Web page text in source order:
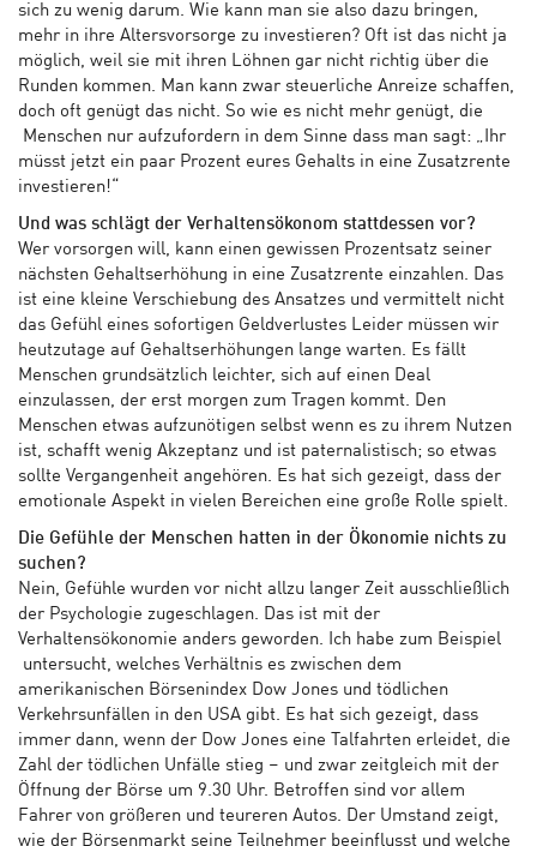
sich zu wenig darum. Wie kann man sie also dazu bringen,
mehr in ihre Altersvorsorge zu investieren? Oft ist das nicht ja
möglich, weil sie mit ihren Löhnen gar nicht richtig über die
Runden kommen. Man kann zwar steuerliche Anreize schaffen,
doch oft genügt das nicht. So wie es nicht mehr genügt, die
Menschen nur aufzufordern in dem Sinne dass man sagt: „Ihr
müsst jetzt ein paar Prozent eures Gehalts in eine Zusatzrente
investieren!“
Und was schlägt der Verhaltensökonom stattdessen vor?
Wer vorsorgen will, kann einen gewissen Prozentsatz seiner
nächsten Gehaltserhöhung in eine Zusatzrente einzahlen. Das
ist eine kleine Verschiebung des Ansatzes und vermittelt nicht
das Gefühl eines sofortigen Geldverlustes Leider müssen wir
heutzutage auf Gehaltserhöhungen lange warten. Es fällt
Menschen grundsätzlich leichter, sich auf einen Deal
einzulassen, der erst morgen zum Tragen kommt. Den
Menschen etwas aufzunötigen selbst wenn es zu ihrem Nutzen
ist, schafft wenig Akzeptanz und ist paternalistisch; so etwas
sollte Vergangenheit angehören. Es hat sich gezeigt, dass der
emotionale Aspekt in vielen Bereichen eine große Rolle spielt.
Die Gefühle der Menschen hatten in der Ökonomie nichts zu
suchen?
Nein, Gefühle wurden vor nicht allzu langer Zeit ausschließlich
der Psychologie zugeschlagen. Das ist mit der
Verhaltensökonomie anders geworden. Ich habe zum Beispiel
untersucht, welches Verhältnis es zwischen dem
amerikanischen Börsenindex Dow Jones und tödlichen
Verkehrsunfällen in den USA gibt. Es hat sich gezeigt, dass
immer dann, wenn der Dow Jones eine Talfahrten erleidet, die
Zahl der tödlichen Unfälle stieg – und zwar zeitgleich mit der
Öffnung der Börse um 9.30 Uhr. Betroffen sind vor allem
Fahrer von größeren und teureren Autos. Der Umstand zeigt,
wie der Börsenmarkt seine Teilnehmer beeinflusst und welche